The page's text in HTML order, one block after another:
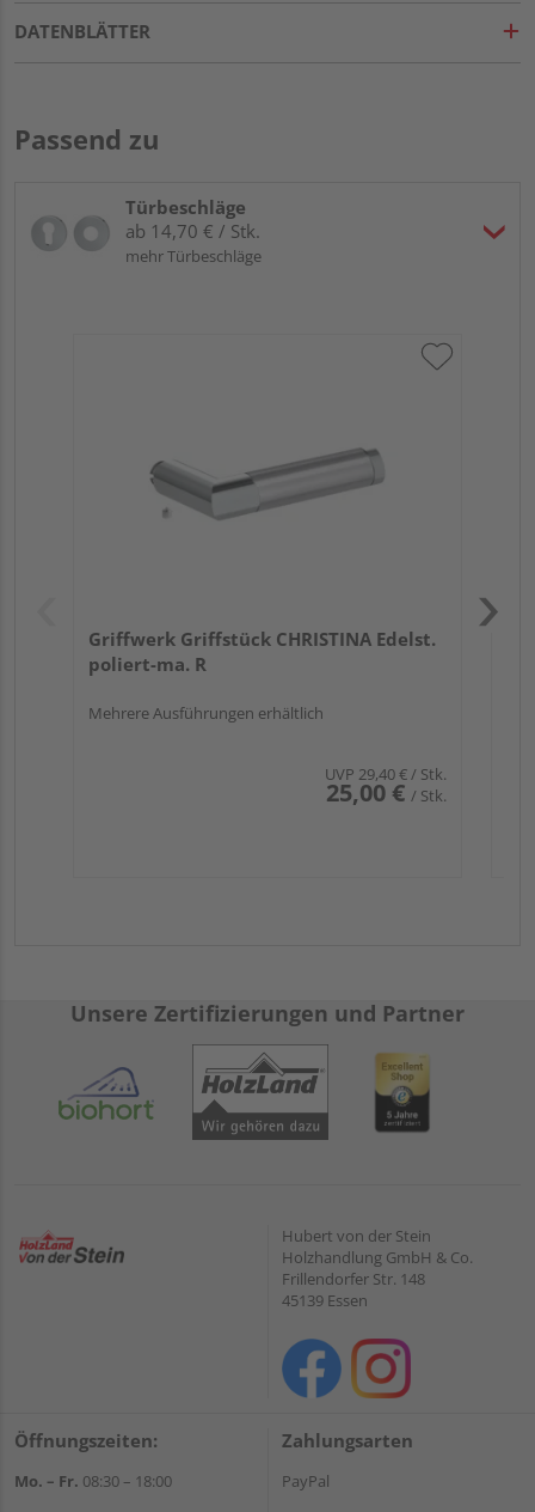
DATENBLÄTTER
Passend zu
Türbeschläge
ab 14,70 € / Stk.
mehr Türbeschläge
Griffwerk Griffstück CHRISTINA Edelst.
poliert-ma. R
Mehrere Ausführungen erhältlich
UVP 29,40 €/ Stk.
25,00 € / Stk.
Unsere Zertifizierungen und Partner
Hubert von der Stein
Holzhandlung GmbH & Co.
Frillendorfer Str. 148
45139 Essen
Öffnungszeiten:
Mo. – Fr. 08:30 – 18:00
Zahlungsarten
PayPal